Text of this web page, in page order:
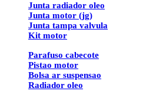
Junta radiador oleo
Junta motor (jg)
Junta tampa valvula
Kit motor
Parafuso cabecote
Pistao motor
Bolsa ar suspensao
Radiador oleo